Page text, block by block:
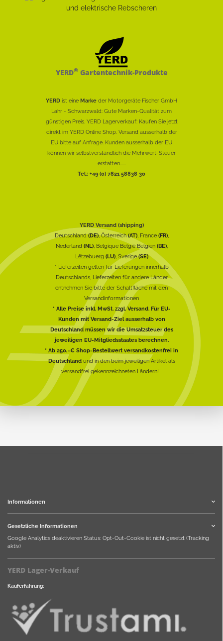
YERD®Gartentechnik-Produkte
YERD ist eine Marke der Motorgeräte Fischer GmbH
Lahr - Schwarzwald: Gute Marken-Qualität zum
günstigen Preis. YERD Lagerverkauf: Kaufen Sie jetzt
direkt im YERD Online Shop. Versand ausserhalb der
EU bitte auf Anfrage. Kunden ausserhalb der EU
können wir selbstverständlich die Mehrwert-Steuer
erstatten......
Tel.: +49 (0) 7821 58838 30
YERD Versand (shipping)
Deutschland(DE), Österreich(AT), France (FR),
Nederland (NL), Belgique België Belgien (BE),
Lëtzebuerg (LU), Sverige(SE)
* Lieferzeiten gelten für Lieferungen innerhalb
Deutschlands, Lieferzeiten für andere Länder
entnehmen Sie bitte der Schaltfläche mit den
Versandinformationen
* Alle Preise inkl. MwSt. zzgl. Versand. Für EU-
Kunden mit Versand-Ziel ausserhalb von
Deutschland müssen wir die Umsatzsteuer des
jeweiligen EU-Mitgliedsstaates berechnen.
* Ab 250,-€ Shop-Bestellwert versandkostenfrei in
Deutschlandund in den beim jeweiligen Artikel als
versandfrei gekennzeichneten Ländern!
Informationen
Gesetzliche Informationen
Google Analytics deaktivieren Status: Opt-Out-Cookie ist nicht gesetzt (Tracking
aktiv)
YERD Lager-Verkauf
Kauferfahrung: